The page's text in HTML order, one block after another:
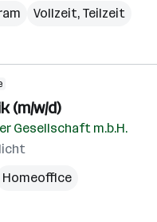
Vollzeit, Teilzeit
(m/w/d)
Gesellschaft m.b.H.
Homeoffice